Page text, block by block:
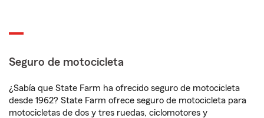
Seguro de motocicleta
¿Sabía que State Farm ha ofrecido seguro de motocicleta
desde 1962? State Farm ofrece seguro de motocicleta para
motocicletas de dos y tres ruedas, ciclomotores y